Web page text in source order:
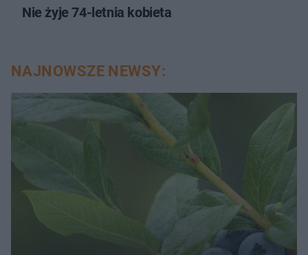
Nie żyje 74-letnia kobieta
NAJNOWSZE NEWSY: